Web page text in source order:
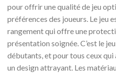
pour offrir une qualité de jeu
préférences des joueurs. Le jeu
rangement qui offre une
présentation soignée. C’est le
débutants, et pour tous ceux qui
un design attrayant. Les